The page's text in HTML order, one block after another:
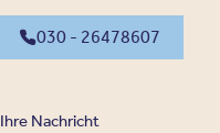
030 - 26478607
Ihre Nachricht